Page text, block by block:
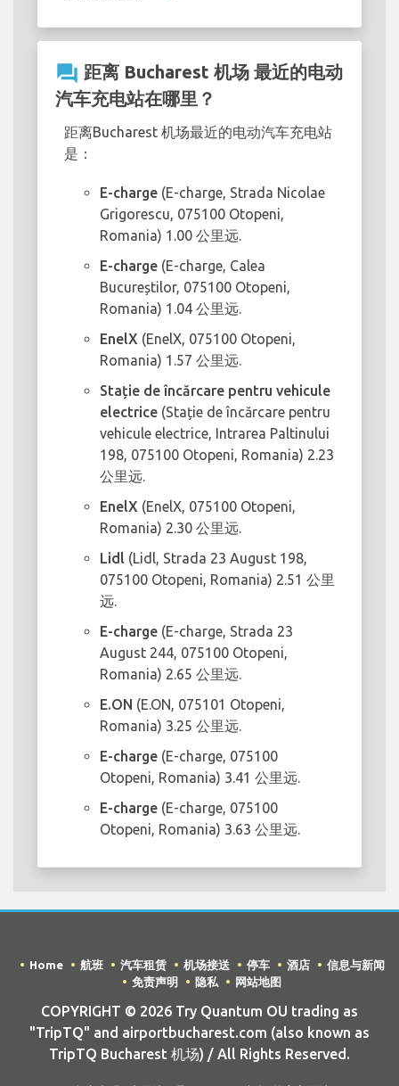
question_answer 距离 Bucharest 机场 最近的电动
汽车充电站在哪里？
距离Bucharest 机场最近的电动汽车充电站
是：
E-charge (E-charge, Strada Nicolae
Grigorescu, 075100 Otopeni,
Romania) 1.00 公里远.
E-charge (E-charge, Calea
Bucureștilor, 075100 Otopeni,
Romania) 1.04 公里远.
EnelX (EnelX, 075100 Otopeni,
Romania) 1.57 公里远.
Stație de încărcare pentru vehicule
electrice (Stație de încărcare pentru
vehicule electrice, Intrarea Paltinului
198, 075100 Otopeni, Romania) 2.23
公里远.
EnelX (EnelX, 075100 Otopeni,
Romania) 2.30 公里远.
Lidl (Lidl, Strada 23 August 198,
075100 Otopeni, Romania) 2.51 公里
远.
E-charge (E-charge, Strada 23
August 244, 075100 Otopeni,
Romania) 2.65 公里远.
E.ON (E.ON, 075101 Otopeni,
Romania) 3.25 公里远.
E-charge (E-charge, 075100
Otopeni, Romania) 3.41 公里远.
E-charge (E-charge, 075100
Otopeni, Romania) 3.63 公里远.
Home 航班 汽车租赁 机场接送 停车 酒店
信息与新闻
免责声明
隐私 网站地图
COPYRIGHT © 2026 Try Quantum OU trading as
"TripTQ" and airportbucharest.com (also known as
TripTQ Bucharest 机场) / All Rights Reserved.